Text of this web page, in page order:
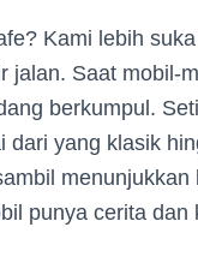
Kami lebih
jalan. Saat mobil-
berkumpul.
yang klasik
punya cerita dan